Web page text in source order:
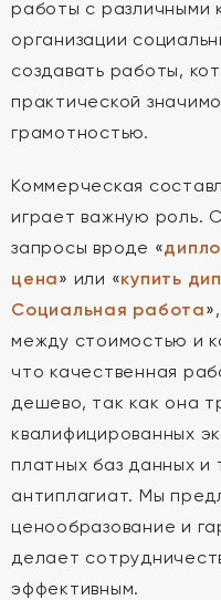
работы с различными
организации
создавать работы,
практической
грамотностью.
Коммерческая
играет важную роль.
запросы вроде «
цена» или «купить
Социальная работа
между стоимостью и
что качественная
дешево, так как она
квалифицированных
платных баз данных
антиплагиат. Мы
ценообразование и
делает
эффективным.